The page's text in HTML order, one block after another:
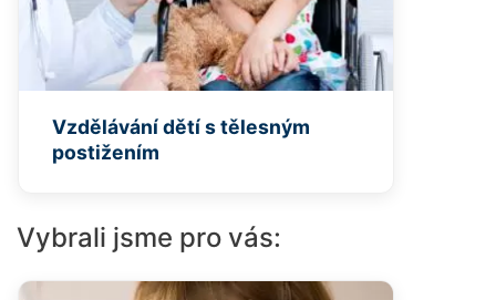
Vzdělávání dětí s tělesným
postižením
Vybrali jsme pro vás: